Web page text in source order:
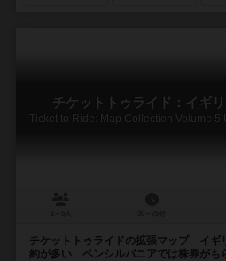
チケットトゥライド：イギ
チケットトゥライドの拡張マップ イギ
約が多い ペンシルバニアでは株券がも